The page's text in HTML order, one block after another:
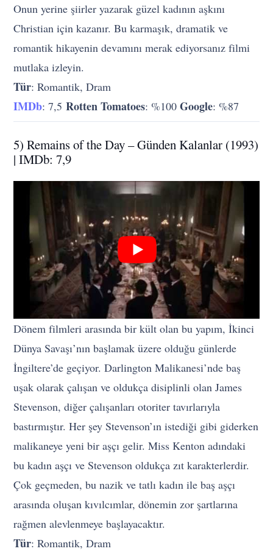
Onun yerine şiirler yazarak güzel kadının aşkını
Christian için kazanır. Bu karmaşık, dramatik ve
romantik hikayenin devamını merak ediyorsanız filmi
mutlaka izleyin.
Tür: Romantik, Dram
IMDb: 7,5Rotten Tomatoes: %100Google: %87
5) Remains of the Day – Günden Kalanlar (1993)
| IMDb: 7,9
Dönem filmleri arasında bir kült olan bu yapım, İkinci
Dünya Savaşı’nın başlamak üzere olduğu günlerde
İngiltere’de geçiyor. Darlington Malikanesi’nde baş
uşak olarak çalışan ve oldukça disiplinli olan James
Stevenson, diğer çalışanları otoriter tavırlarıyla
bastırmıştır. Her şey Stevenson’ın istediği gibi giderken
malikaneye yeni bir aşçı gelir. Miss Kenton adındaki
bu kadın aşçı ve Stevenson oldukça zıt karakterlerdir.
Çok geçmeden, bu nazik ve tatlı kadın ile baş aşçı
arasında oluşan kıvılcımlar, dönemin zor şartlarına
rağmen alevlenmeye başlayacaktır.
Tür: Romantik, Dram